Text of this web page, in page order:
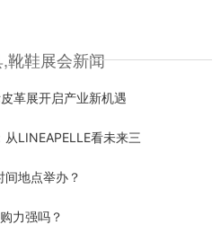
靴鞋展会新闻
革展开启产业新机遇
LINEAPELLE看未来三
地点举办？
力强吗？